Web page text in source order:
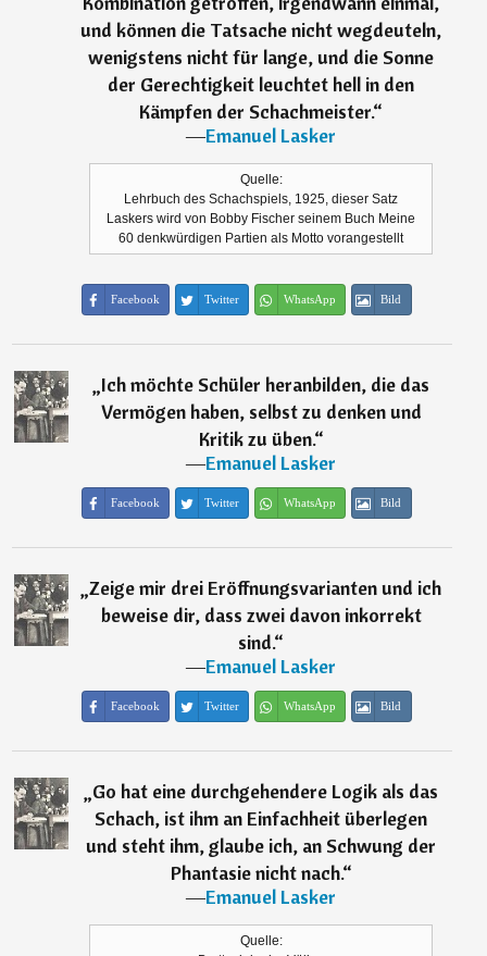
und können die Tatsache nicht wegdeuteln,
wenigstens nicht für lange, und die Sonne
der Gerechtigkeit leuchtet hell in den
Kämpfen der Schachmeister.“
―Emanuel Lasker
Quelle:
Lehrbuch des Schachspiels, 1925, dieser Satz
Laskers wird von Bobby Fischer seinem Buch Meine
60 denkwürdigen Partien als Motto vorangestellt
Facebook Twitter WhatsApp Bild
„Ich möchte Schüler heranbilden, die das
Vermögen haben, selbst zu denken und
Kritik zu üben.“
―Emanuel Lasker
Facebook Twitter WhatsApp Bild
„Zeige mir drei Eröffnungsvarianten und ich
beweise dir, dass zwei davon inkorrekt
sind.“
―Emanuel Lasker
Facebook Twitter WhatsApp Bild
„Go hat eine durchgehendere Logik als das
Schach, ist ihm an Einfachheit überlegen
und steht ihm, glaube ich, an Schwung der
Phantasie nicht nach.“
―Emanuel Lasker
Quelle: